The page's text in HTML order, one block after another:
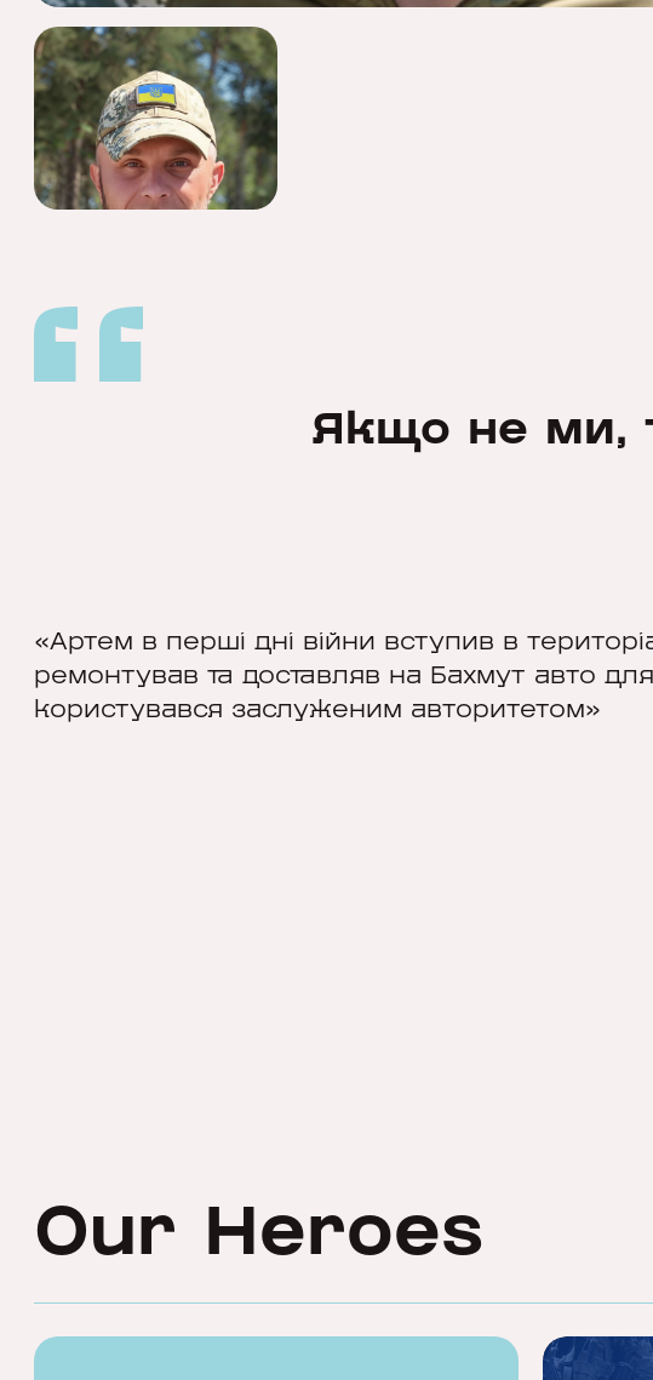
Якщо не ми,
«Артем в перші дні війни вступив в
ремонтував та доставляв на Бахмут авто
користувався заслуженим авторитетом»
Our Heroes